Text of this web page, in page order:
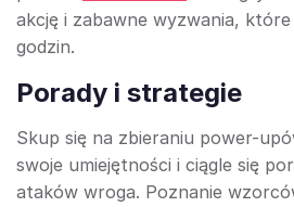
akcję i zabawne wyzwania,
godzin.
Porady i strategie
Skup się na zbieraniu power-
swoje umiejętności i ciągle się
ataków wroga. Poznanie